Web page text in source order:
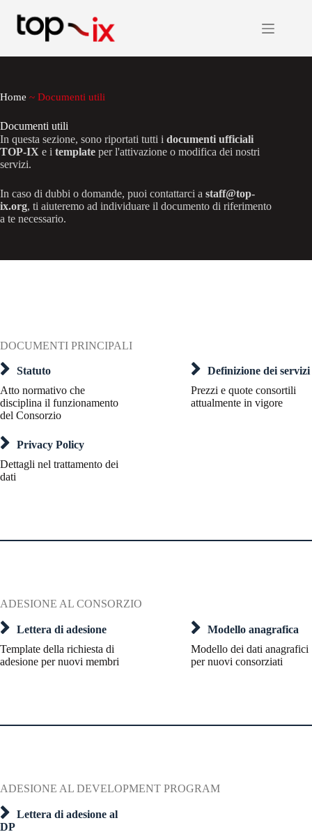
contenuto
Home ~ Documenti utili
Documenti utili
In questa sezione, sono riportati tutti i documenti ufficiali
TOP-IX e i template per l'attivazione o modifica dei nostri
servizi.
In caso di dubbi o domande, puoi contattarci a staff@top-
ix.org, ti aiuteremo ad individuare il documento di riferimento
a te necessario.
DOCUMENTI PRINCIPALI
Statuto
Atto normativo che
disciplina il funzionamento
del Consorzio
Definizione dei servizi
Prezzi e quote consortili
attualmente in vigore
Privacy Policy
Dettagli nel trattamento dei
dati
ADESIONE AL CONSORZIO
Lettera di adesione
Template della richiesta di
adesione per nuovi membri
Modello anagrafica
Modello dei dati anagrafici
per nuovi consorziati
ADESIONE AL DEVELOPMENT PROGRAM
Lettera di adesione al
DP